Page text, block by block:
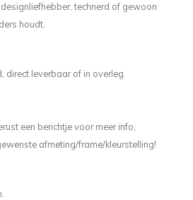
technerd of gewoon
houdt.
direct leverbaar of in overleg
een berichtje voor meer info,
afmeting/frame/kleurstelling!